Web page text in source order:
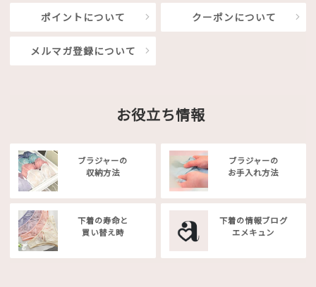
ポイントについて クーポンについて
メルマガ登録について
お役立ち情報
ブラジャーの
収納方法
ブラジャーの
お手入れ方法
下着の寿命と
買い替え時
下着の情報ブログ
エメキュン